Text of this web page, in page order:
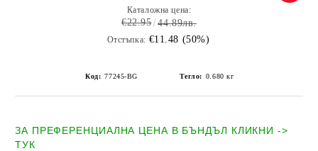
Каталожна цена:
€22.95 44.89лв.
Отстъпка: €11.48 (50%)
Код: 77245-BG Тегло: 0.680 кг
ЗА ПРЕФЕРЕНЦИАЛНА ЦЕНА В БЪНДЪЛ КЛИКНИ ->
ТУК